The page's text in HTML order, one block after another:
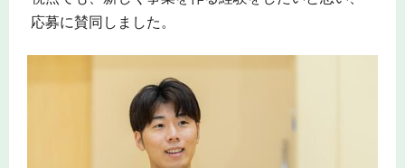
応募に賛同しました。